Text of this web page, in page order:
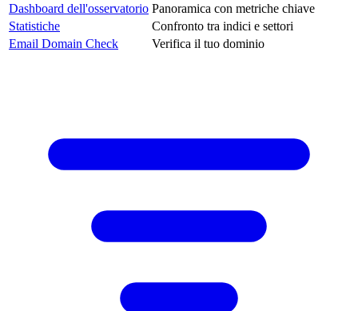
Dashboard dell'osservatorio Panoramica con metriche chiave
Statistiche
Confronto tra indici e settori
Email Domain Check
Verifica il tuo dominio